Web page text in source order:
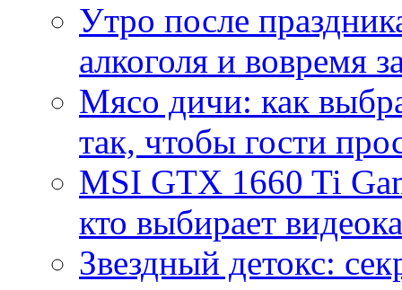
Утро после
алкоголя и вовремя
Мясо дичи: как
так, чтобы гости
MSI GTX 1660 Ti
кто выбирает
Звездный детокс: